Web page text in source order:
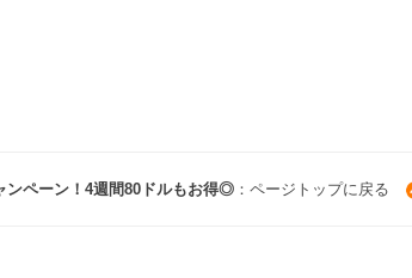
ンペーン！4週間80ドルもお得◎：ページトップに戻る